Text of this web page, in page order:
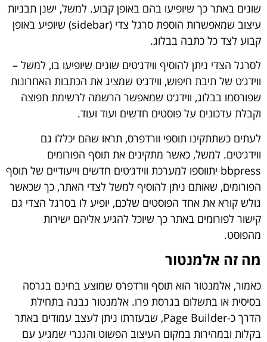
שונים באתר כך שיופיעו בהם באופן קבוע. למשל, ישנן תבניות
עיצוב שמאפשרות הוספת סרגל צדי (sidebar) שיופיע באופן
קבוע לצד כל כתבה בבלוג.
לסרגל הצדי ניתן להוסיף ווידג׳טים שונים שיופיעו בו, למשל –
ווידג׳ט של תיבת חיפוש, ווידג׳ט שמציג את הכתבות האחרונות
שפורסמו בבלוג, ווידג׳ט שמאפשר הרשמה לרשימת תפוצה
וקבלת עדכונים על פוסטים חדשים ועוד ועוד.
לעתים כשתתקינו תוספי וורדפרס, תראו שהם יכללו גם
ווידג׳טים. למשל, כאשר מתקינים את תוסף הפורומים
bbpress יתווספו למערכת ווידג׳טים חדשים וייעודיים של תוסף
הפורומים, שאותם ניתן להוסיף למשל לצדי האתר, כך שכאשר
גולש קורא את אחד הפוסטים שלכם, יופיע לו בסרגל הצדי גם
קישור לפורומים באתר כך שיוכל להגיע אליהם ישירות
מהפוסט.
מה זה אלמנטור
כאמור, אלמנטור הוא תוסף וורדפרס שמוצע בחינם בגרסה
בסיסית או בתשלום בגרסת פרו. אלמנטור נבנה בתחילת
הדרך כ-Page Builder, שבעזרתו ניתן לעצב עמודים באתר
בקלות ובמהירות במקום העיצוב הפשוט והגנרי שמגיע עם